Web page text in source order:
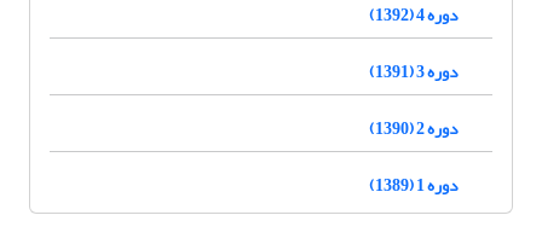
دوره 4 (1392)
دوره 3 (1391)
دوره 2 (1390)
دوره 1 (1389)